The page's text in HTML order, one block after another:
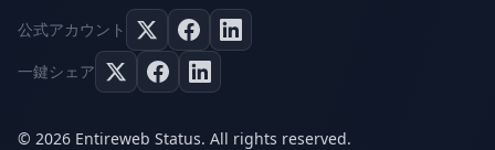
公式アカウント
一鍵シェア
© 2026 Entireweb Status. All rights reserved.